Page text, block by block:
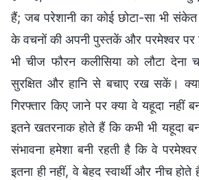
हैं; जब परेशानी का कोई छोटा-सा भी संकेत
के वचनों की अपनी पुस्तकें और परमेश्वर पर
भी चीज फौरन कलीसिया को लौटा देना
सुरक्षित और हानि से बचाए रख सकें।
गिरफ्तार किए जाने पर क्या वे यहूदा नहीं
इतने खतरनाक होते हैं कि कभी भी यहूदा
संभावना हमेशा बनी रहती है कि वे
इतना ही नहीं, वे बेहद स्वार्थी और नीच होते